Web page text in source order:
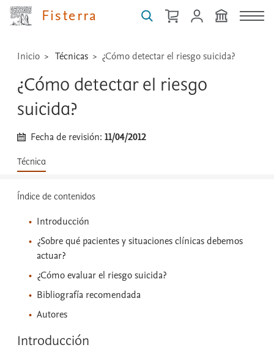
Fisterra
...
Inicio Técnicas ¿Cómo detectar el riesgo suicida?
¿Cómo detectar el riesgo
suicida?
Fecha de revisión:11/04/2012
Técnica
Índice de contenidos
Introducción
¿Sobre qué pacientes y situaciones clínicas debemos
actuar?
¿Cómo evaluar el riesgo suicida?
Bibliografía recomendada
Autores
Introducción